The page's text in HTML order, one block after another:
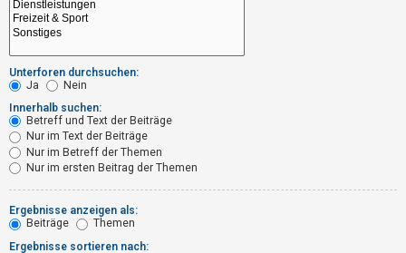
n
b
e
a
n
t
w
o
r
Unterforen durchsuchen:
Ja
Nein
Innerhalb suchen:
Betreff und Text der Beiträge
Nur im Text der Beiträge
Nur im Betreff der Themen
Nur im ersten Beitrag der Themen
Ergebnisse anzeigen als:
Beiträge
Themen
Ergebnisse sortieren nach: